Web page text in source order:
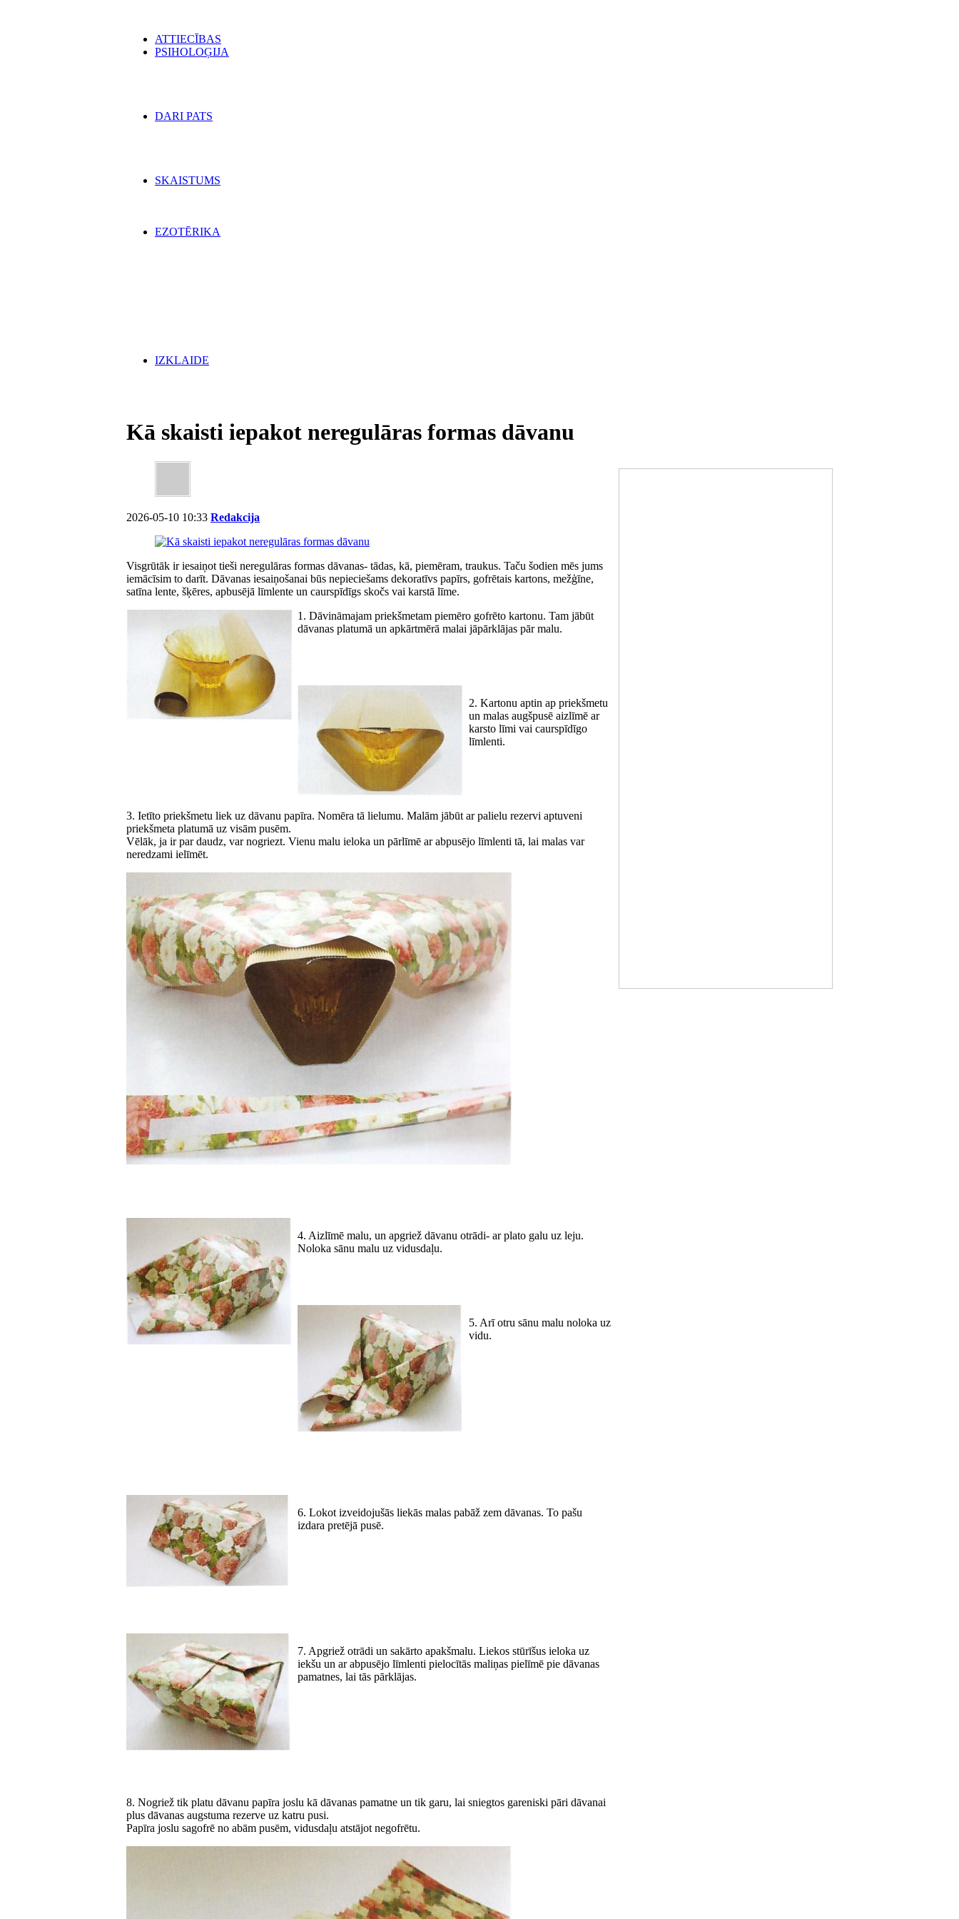
ATTIECĪBAS
PSIHOLOĢIJA
DARI PATS
SKAISTUMS
EZOTĒRIKA
IZKLAIDE
Kā skaisti iepakot neregulāras formas dāvanu
2026-05-10 10:33 Redakcija
Visgrūtāk ir iesaiņot tieši neregulāras formas dāvanas- tādas, kā, piemēram, traukus. Taču šodien mēs jums
iemācīsim to darīt. Dāvanas iesaiņošanai būs nepieciešams dekoratīvs papīrs, gofrētais kartons, mežģīne,
satīna lente, šķēres, apbusējā līmlente un caurspīdīgs skočs vai karstā līme.
1. Dāvināmajam priekšmetam piemēro gofrēto kartonu. Tam jābūt
dāvanas platumā un apkārtmērā malai jāpārklājas pār malu.
2. Kartonu aptin ap priekšmetu
un malas augšpusē aizlīmē ar
karsto līmi vai caurspīdīgo
līmlenti.
3. Ietīto priekšmetu liek uz dāvanu papīra. Nomēra tā lielumu. Malām jābūt ar palielu rezervi aptuveni
priekšmeta platumā uz visām pusēm.
Vēlāk, ja ir par daudz, var nogriezt. Vienu malu ieloka un pārlīmē ar abpusējo līmlenti tā, lai malas var
neredzami ielīmēt.
4. Aizlīmē malu, un apgriež dāvanu otrādi- ar plato galu uz leju.
Noloka sānu malu uz vidusdaļu.
5. Arī otru sānu malu noloka uz
vidu.
6. Lokot izveidojušās liekās malas pabāž zem dāvanas. To pašu
izdara pretējā pusē.
7. Apgriež otrādi un sakārto apakšmalu. Liekos stūrīšus ieloka uz
iekšu un ar abpusējo līmlenti pielocītās maliņas pielīmē pie dāvanas
pamatnes, lai tās pārklājas.
8. Nogriež tik platu dāvanu papīra joslu kā dāvanas pamatne un tik garu, lai sniegtos gareniski pāri dāvanai
plus dāvanas augstuma rezerve uz katru pusi.
Papīra joslu sagofrē no abām pusēm, vidusdaļu atstājot negofrētu.